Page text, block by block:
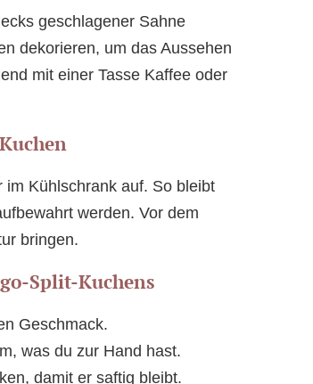
geschlagener Sahne
dekorieren, um das Aussehen
mit einer Tasse Kaffee oder
Kühlschrank auf. So bleibt
werden. Vor dem
bringen.
Split-Kuchens
Geschmack.
was du zur Hand hast.
damit er saftig bleibt.